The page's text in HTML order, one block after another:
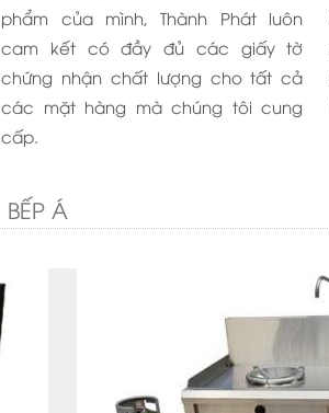
phẩm của mình, Thành Phát luôn
cam kết có đầy đủ các giấy tờ
chứng nhận chất lượng cho tất cả
các mặt hàng mà chúng tôi cung
cấp.
BẾP Á